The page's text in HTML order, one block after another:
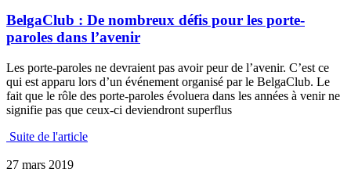
BelgaClub : De nombreux défis pour les porte-
paroles dans l’avenir
Les porte-paroles ne devraient pas avoir peur de l’avenir. C’est ce
qui est apparu lors d’un événement organisé par le BelgaClub. Le
fait que le rôle des porte-paroles évoluera dans les années à venir ne
signifie pas que ceux-ci deviendront superflus
Suite de l'article
27 mars 2019